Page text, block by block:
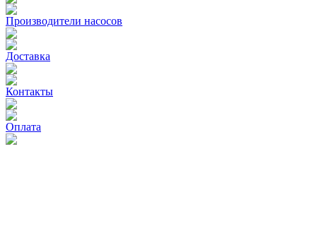
Производители насосов
Доставка
Контакты
Оплата